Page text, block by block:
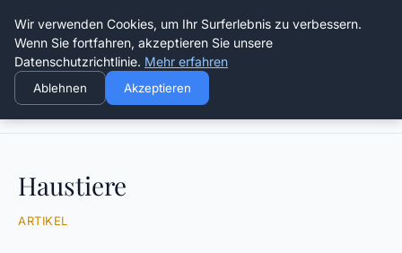
Die Schnitter
Haustiere
ARTIKEL
Wir verwenden Cookies, um Ihr Surferlebnis zu verbessern.
Wenn Sie fortfahren, akzeptieren Sie unsere
Datenschutzrichtlinie. Mehr erfahren
Ablehnen Akzeptieren